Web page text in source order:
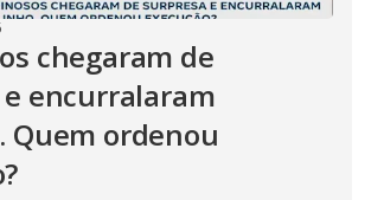
chegaram de
encurralaram
Quem ordenou